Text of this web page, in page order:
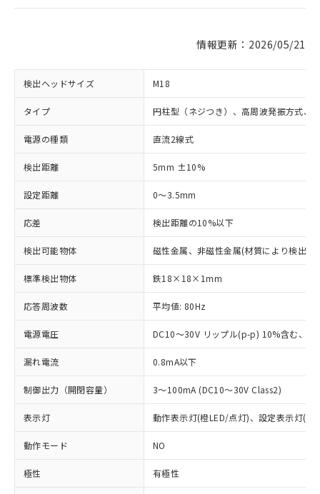
情報更新：2026/05/21
検出ヘッドサイズ M18
タイプ 円柱型（ネジつき）、高周波発振方式、
電源の種類 直流2線式
検出距離 5mm ±10%
設定距離 0～3.5mm
応差 検出距離の10%以下
検出可能物体 磁性金属、非磁性金属(材質により検出距
標準検出物体 鉄18×18×1mm
応答周波数 平均値: 80Hz
電源電圧 DC10～30V リップル(p-p) 10%含む、
漏れ電流 0.8mA以下
制御出力（開閉容量） 3～100mA (DC10～30V Class2)
表示灯 動作表示灯(橙LED/点灯)、設定表示灯(緑
動作モード NO
極性 有極性